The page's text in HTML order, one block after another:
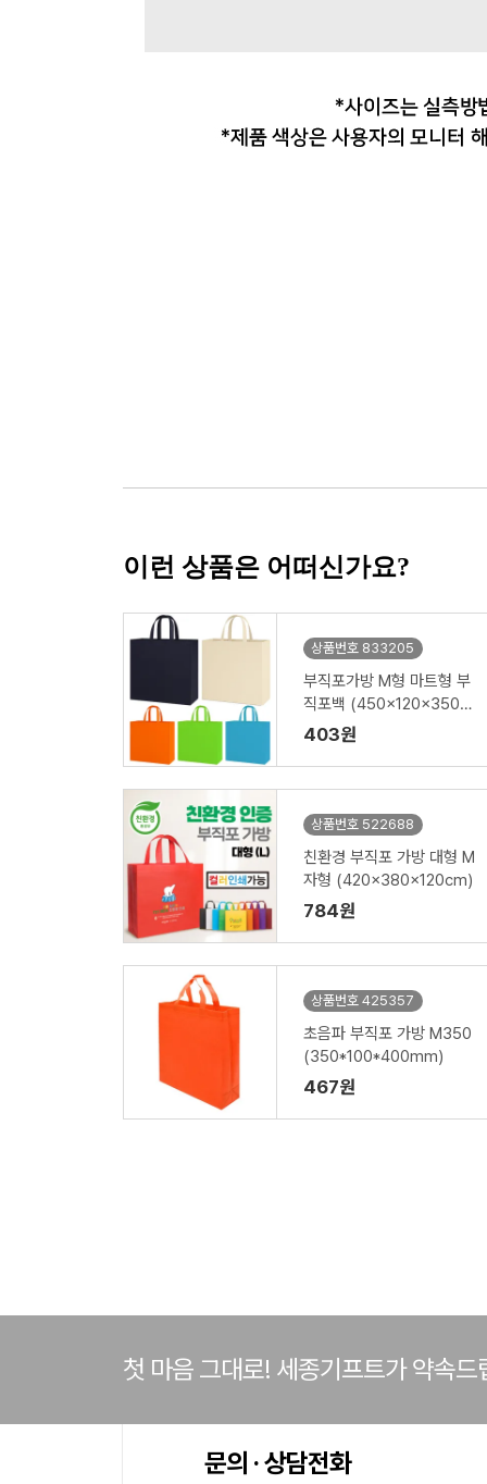
이런 상품은 어떠신가요?
상품번호 833205
부직포가방 M형 마트형 부
직포백 (450x120x350m
m)
403원
상품번호 522688
친환경 부직포 가방 대형 M
자형 (420x380x120cm)
784원
상품번호 425357
초음파 부직포 가방 M350
(350*100*400mm)
467원
첫 마음 그대로! 세종기프트가 약속드
문의 · 상담전화